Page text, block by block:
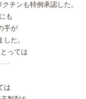
チンも特例承認した。
も
手が
た。
っては
は